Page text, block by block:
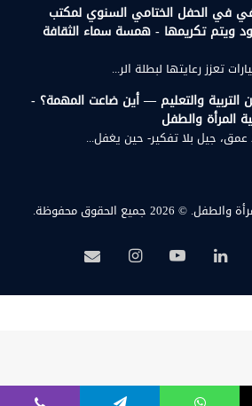
في الحفل الختامي السنوي لمكتب
ويتم تكريمها - همسة سماء الثقافة
تعزز رعايتها لبطلة الر...
التربية والتعليم — أين ضاعت المهمة؟ -
المرأة والطفل
جيل بلا تفكير- حين يغفل...
والطفل. © 2026 جميع الحقوق محفوظة.
لينكدإن‫YouTubeانستقرامبريد
همسة